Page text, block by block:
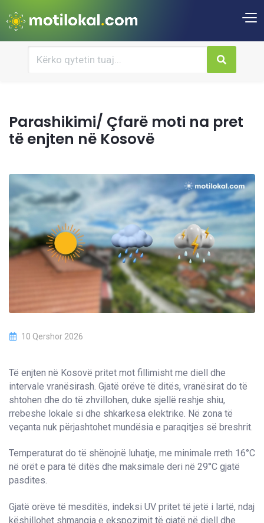
Parashikimi/ Çfarë moti na pret
të enjten në Kosovë
10 Qershor 2026
Të enjten në Kosovë pritet mot fillimisht me diell dhe
intervale vranësirash. Gjatë orëve të ditës, vranësirat do të
shtohen dhe do të zhvillohen, duke sjellë reshje shiu,
rrebeshe lokale si dhe shkarkesa elektrike. Në zona të
veçanta nuk përjashtohet mundësia e paraqitjes së breshrit.
Temperaturat do të shënojnë luhatje, me minimale rreth 16°C
në orët e para të ditës dhe maksimale deri në 29°C gjatë
pasdites.
Gjatë orëve të mesditës, indeksi UV pritet të jetë i lartë, ndaj
këshillohet shmangia e ekspozimit të gjatë në diell dhe